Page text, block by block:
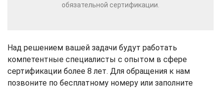
обязательной сертификации.
Над решением вашей задачи будут работать
компетентные специалисты с опытом в сфере
сертификации более 8 лет. Для обращения к нам
позвоните по бесплатному номеру или заполните